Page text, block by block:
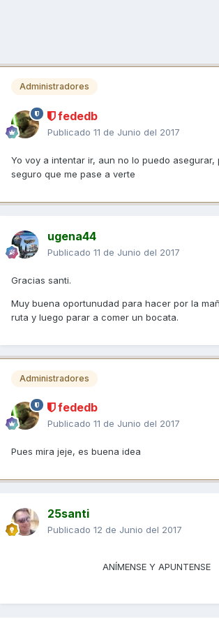
Administradores
fededb
Publicado 11 de Junio del 2017
Yo voy a intentar ir, aun no lo puedo asegurar,
seguro que me pase a verte
ugena44
Publicado 11 de Junio del 2017
Gracias santi.
Muy buena oportunudad para hacer por la
ruta y luego parar a comer un bocata.
Administradores
fededb
Publicado 11 de Junio del 2017
Pues mira jeje, es buena idea
25santi
Publicado 12 de Junio del 2017
ANÍMENSE Y APUNTENSE